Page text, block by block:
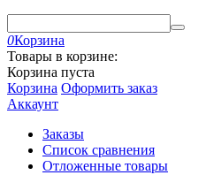
0Корзина
Товары в корзине:
Корзина пуста
Корзина Оформить заказ
Аккаунт
Заказы
Список сравнения
Отложенные товары